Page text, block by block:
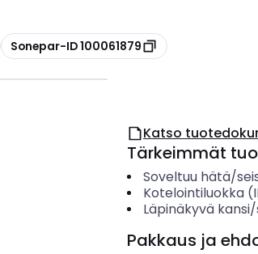
Kopioi
Sonepar-ID 100061879
Katso
Tärkeimmät
Soveltuu hätä/
Kotelointiluokka
Läpinäkyvä
Pakkaus ja